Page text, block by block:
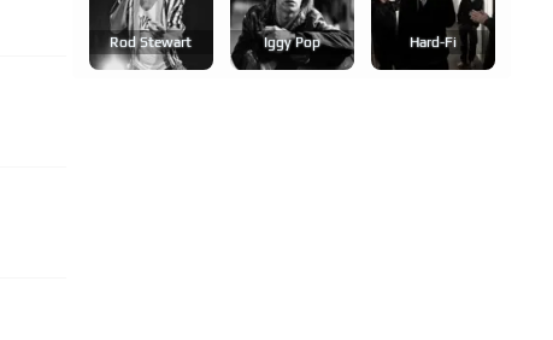
Rod Stewart Iggy Pop Hard-Fi